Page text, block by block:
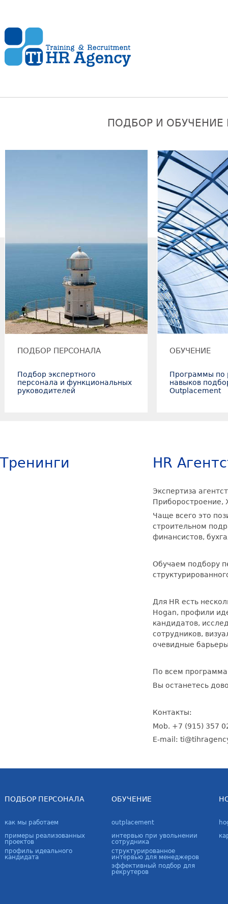
ПОДБОР И
ПОДБОР ПЕРСОНАЛА
Подбор экспертного
персонала и функциональных
руководителей
ОБУЧЕНИЕ
Программы по
навыков
Outplacement
Тренинги HR
Экспертиза
Приборостроение,
Чаще всего это
строительном
финансистов,
Обучаем подбору
Для HR есть
Hogan, профили
кандидатов,
сотрудников,
очевидные
По всем
Вы останетесь
Контакты:
Mob. +7 (915) 357
E-mail:
ПОДБОР ПЕРСОНАЛА
как мы работаем
примеры реализованных
проектов
профиль идеального
кандидата
ОБУЧЕНИЕ
outplacement
интервью при увольнении
сотрудника
структурированное
интервью для менеджеров
эффективный подбор для
рекрутеров